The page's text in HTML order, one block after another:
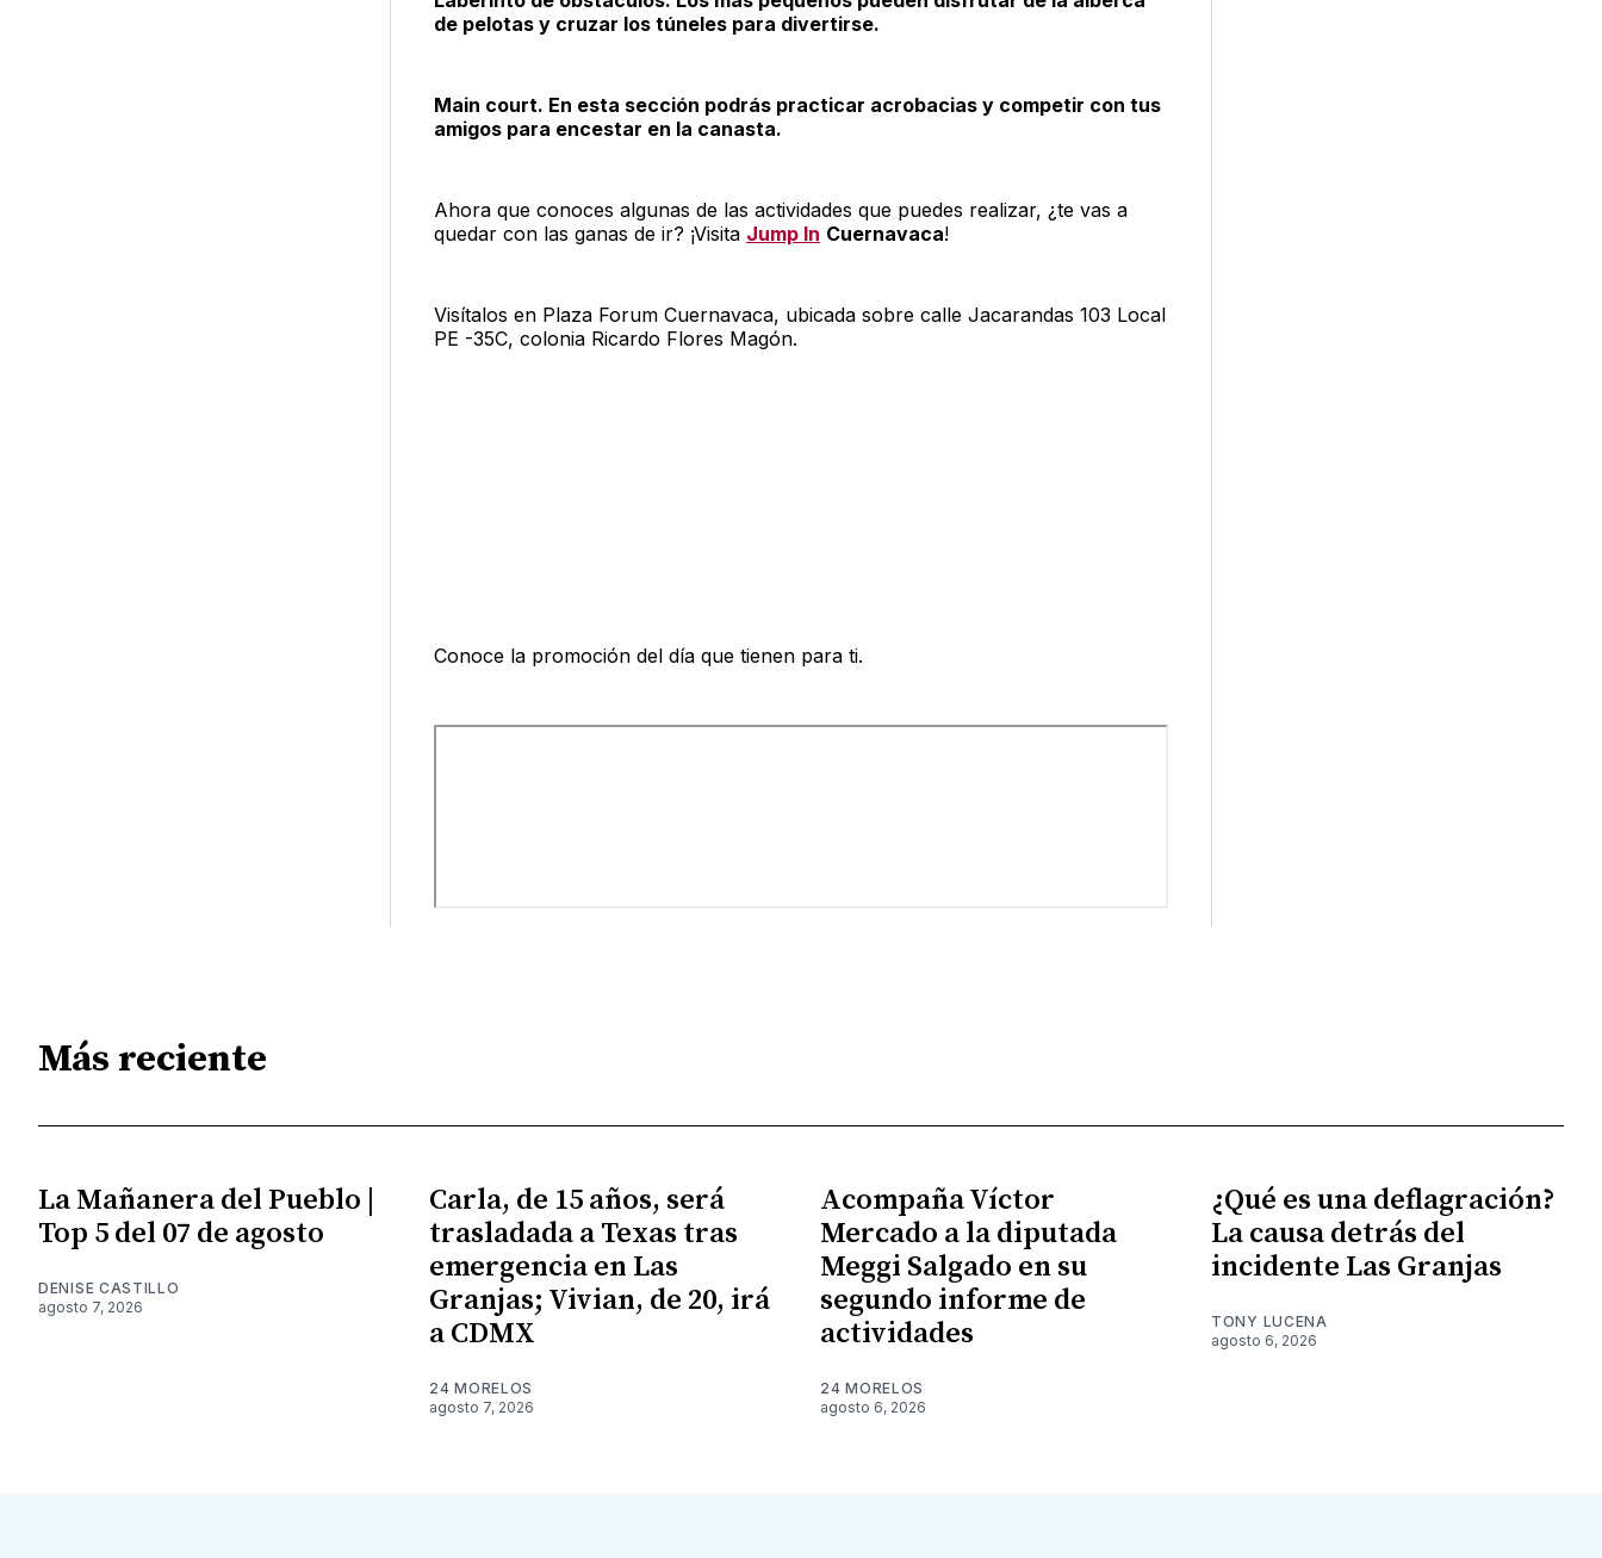
de pelotas y cruzar los túneles para divertirse.
Main court. En esta sección podrás practicar acrobacias y competir con tus
amigos para encestar en la canasta.
Ahora que conoces algunas de las actividades que puedes realizar, ¿te vas a
quedar con las ganas de ir? ¡Visita Jump In Cuernavaca!
Visítalos en Plaza Forum Cuernavaca, ubicada sobre calle Jacarandas 103 Local
PE -35C, colonia Ricardo Flores Magón.
Conoce la promoción del día que tienen para ti.
Más reciente
La Mañanera del Pueblo |
Top 5 del 07 de agosto
DENISE CASTILLO
agosto 7, 2026
Carla, de 15 años, será
trasladada a Texas tras
emergencia en Las
Granjas; Vivian, de 20, irá
a CDMX
24 MORELOS
agosto 7, 2026
Acompaña Víctor
Mercado a la diputada
Meggi Salgado en su
segundo informe de
actividades
24 MORELOS
agosto 6, 2026
¿Qué es una deflagración?
La causa detrás del
incidente Las Granjas
TONY LUCENA
agosto 6, 2026